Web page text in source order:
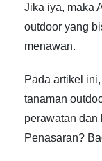
Jika iya, maka
outdoor yang
menawan.
Pada artikel
tanaman
perawatan dan
Penasaran?